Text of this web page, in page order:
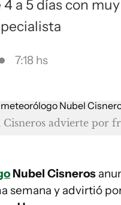
4 a 5 días con
7:18 hs
Cisneros advierte por
Nubel Cisneros
semana y advirtió